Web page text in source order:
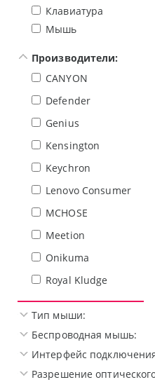
Клавиатура
Мышь
Производители:
CANYON
Defender
Genius
Kensington
Keychron
Lenovo Consumer
MCHOSE
Meetion
Onikuma
Royal Kludge
Тип мыши:
Беспроводная мышь:
Интерфейс
Разрешение